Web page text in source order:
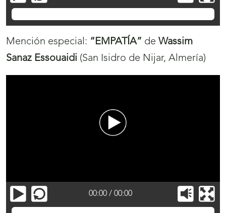
Julia Calvo Fernández
Mención especial: “EMPATÍA” de Wassim
Sanaz Essouaidi (San Isidro de Nijar, Almería)
00:00 / 00:00